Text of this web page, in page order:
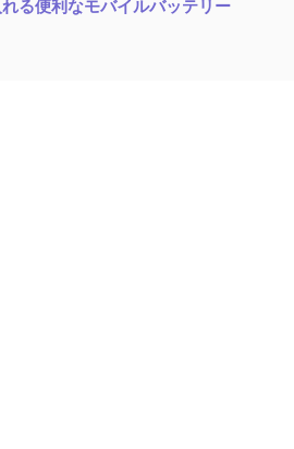
る便利なモバイルバッテリー